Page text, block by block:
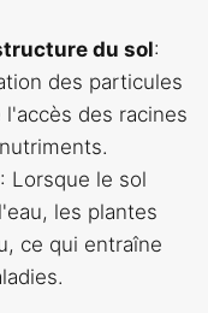
du sol:
des particules
des racines
: Lorsque le sol
les plantes
ce qui entraîne